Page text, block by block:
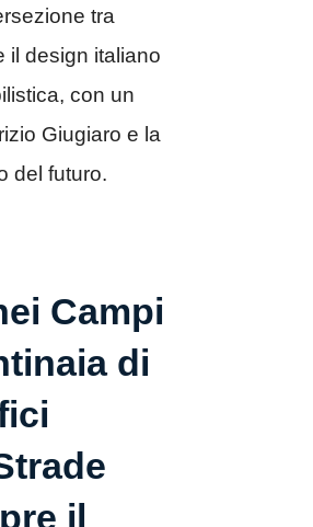
tra
il design italiano
con un
Giugiaro e la
del futuro.
Campi
di
il